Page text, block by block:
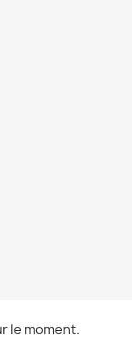
le moment.